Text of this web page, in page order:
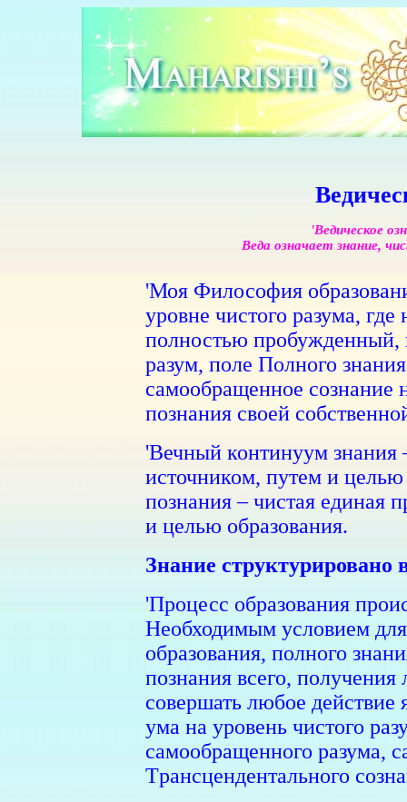
'Ведическое
Веда означает знание,
'Моя Философия
уровне чистого разума,
полностью пробужденный,
разум, поле Полного
самообращенное сознание
познания своей
'Вечный континуум знания
источником, путем и
познания – чистая единая
и целью образования.
Знание структурировано
'Процесс образования
Необходимым условием
образования, полного
познания всего,
совершать любое действие
ума на уровень чистого
самообращенного разума,
Tрансцендентального